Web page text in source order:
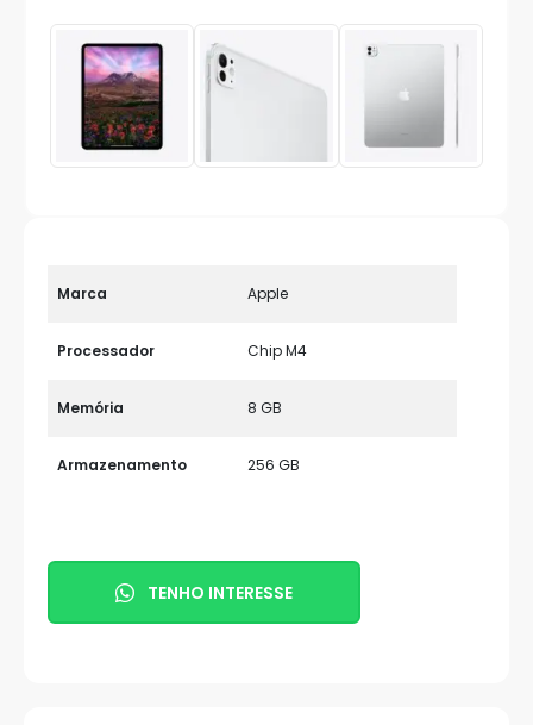
Marca Apple
Processador Chip M4
Memória 8 GB
Armazenamento 256 GB
TENHO INTERESSE